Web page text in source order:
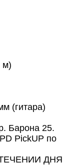
м)
(гитара)
Барона 25.
PickUP по
ДНЯ